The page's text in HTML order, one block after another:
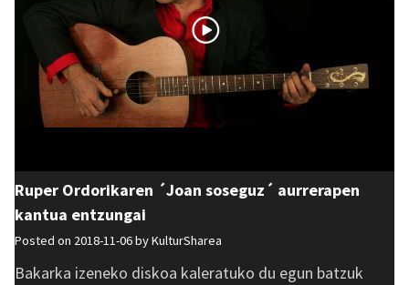
Ruper Ordorikaren ´Joan soseguz´ aurrerapen
kantua entzungai
Posted on 2018-11-06 byKulturSharea
Bakarka izeneko diskoa kaleratuko du egun batzuk